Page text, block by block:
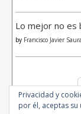
Lo mejor no es
by Francisco Javier
Privacidad y
por él, aceptas su